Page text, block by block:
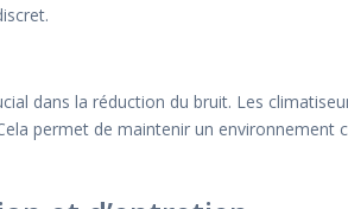
dans la réduction du bruit. Les
permet de maintenir un environnement